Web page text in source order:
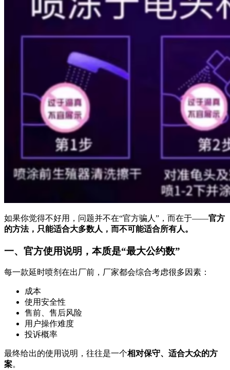
如果你觉得不好用，问题并不在“官方骗人”，而在于——官方
的方法，只能适合大多数人，而不可能适合所有人。
一、官方使用说明，本质是“最大公约数”
每一款延时喷剂在出厂前，厂家都会综合考虑很多因素：
成本
使用安全性
售前、售后风险
用户操作难度
投诉概率
最终给出的使用说明，往往是一个相对保守、适合大众的方
案。